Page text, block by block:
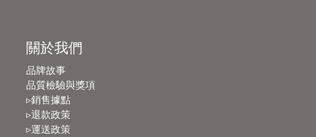
關於我們
品牌故事
品質檢驗與獎項
▹銷售據點
▹退款政策
▹運送政策